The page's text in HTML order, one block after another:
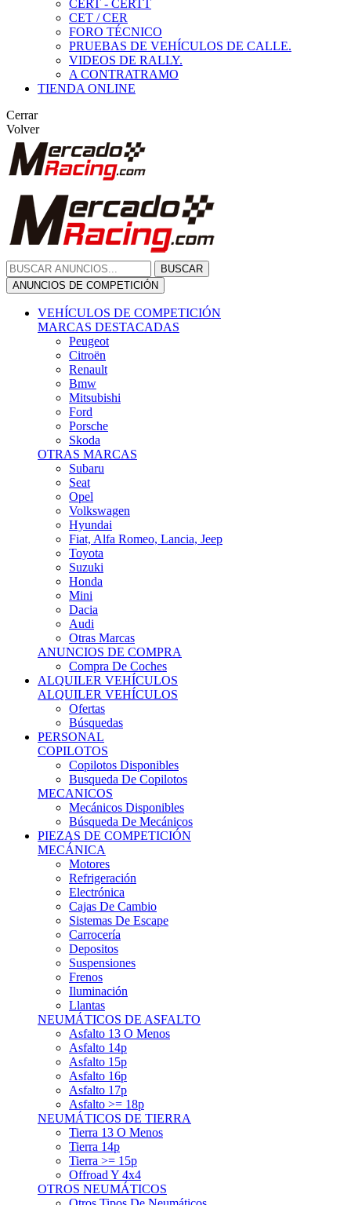
CERT - CERTT
CET / CER
FORO TÉCNICO
PRUEBAS DE VEHÍCULOS DE CALLE.
VIDEOS DE RALLY.
A CONTRATRAMO
TIENDA ONLINE
Cerrar
Volver
BUSCAR
ANUNCIOS DE COMPETICIÓN
VEHÍCULOS DE COMPETICIÓN
MARCAS DESTACADAS
Peugeot
Citroën
Renault
Bmw
Mitsubishi
Ford
Porsche
Skoda
OTRAS MARCAS
Subaru
Seat
Opel
Volkswagen
Hyundai
Fiat, Alfa Romeo, Lancia, Jeep
Toyota
Suzuki
Honda
Mini
Dacia
Audi
Otras Marcas
ANUNCIOS DE COMPRA
Compra De Coches
ALQUILER VEHÍCULOS
ALQUILER VEHÍCULOS
Ofertas
Búsquedas
PERSONAL
COPILOTOS
Copilotos Disponibles
Busqueda De Copilotos
MECANICOS
Mecánicos Disponibles
Búsqueda De Mecánicos
PIEZAS DE COMPETICIÓN
MECÁNICA
Motores
Refrigeración
Electrónica
Cajas De Cambio
Sistemas De Escape
Carrocería
Depositos
Suspensiones
Frenos
Iluminación
Llantas
NEUMÁTICOS DE ASFALTO
Asfalto 13 O Menos
Asfalto 14p
Asfalto 15p
Asfalto 16p
Asfalto 17p
Asfalto >= 18p
NEUMÁTICOS DE TIERRA
Tierra 13 O Menos
Tierra 14p
Tierra >= 15p
Offroad Y 4x4
OTROS NEUMÁTICOS